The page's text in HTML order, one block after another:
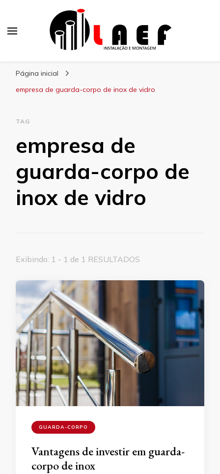
Página inicial
empresa de guarda-corpo de inox de vidro
TAG
empresa de
guarda-corpo de
inox de vidro
Exibindo: 1 - 1 de 1 RESULTADOS
GUARDA-CORPO
Vantagens de investir em guarda-
corpo de inox